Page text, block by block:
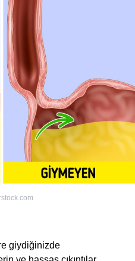
giydiğinizde